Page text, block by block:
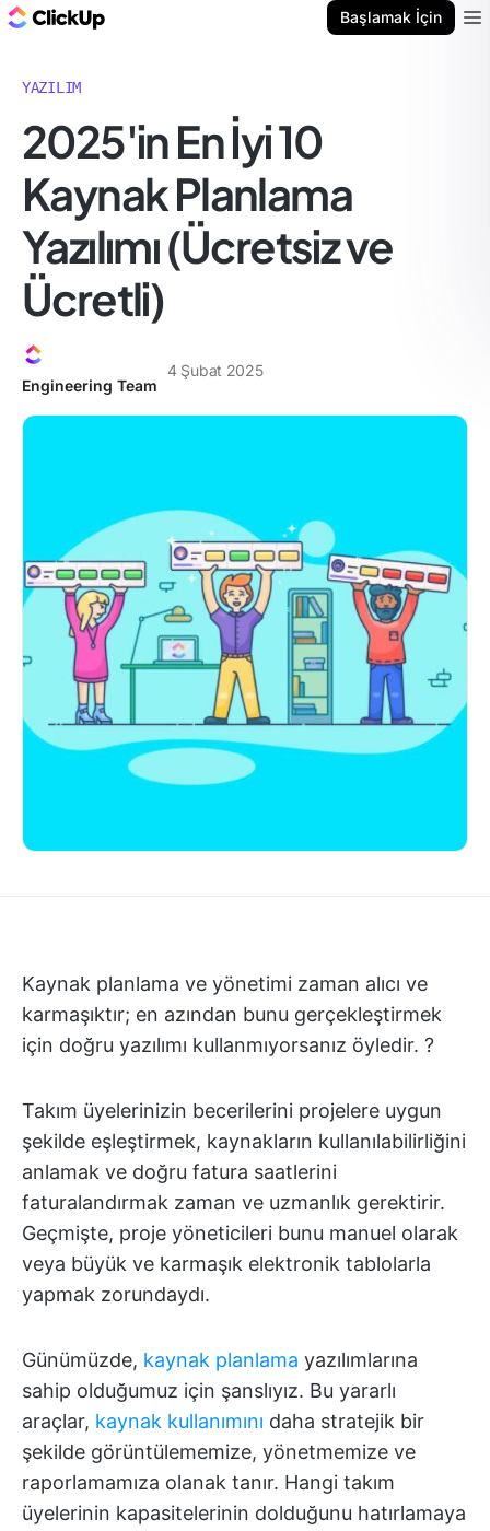
Başlamak İçin
YAZILIM
2025'in En İyi 10
Kaynak Planlama
Yazılımı (Ücretsiz ve
Ücretli)
Engineering Team
4 Şubat 2025
Kaynak planlama ve yönetimi zaman alıcı ve
karmaşıktır; en azından bunu gerçekleştirmek
için doğru yazılımı kullanmıyorsanız öyledir. ?
Takım üyelerinizin becerilerini projelere uygun
şekilde eşleştirmek, kaynakların kullanılabilirliğini
anlamak ve doğru fatura saatlerini
faturalandırmak zaman ve uzmanlık gerektirir.
Geçmişte, proje yöneticileri bunu manuel olarak
veya büyük ve karmaşık elektronik tablolarla
yapmak zorundaydı.
Günümüzde, kaynak planlama yazılımlarına
sahip olduğumuz için şanslıyız. Bu yararlı
araçlar, kaynak kullanımını daha stratejik bir
şekilde görüntülememize, yönetmemize ve
raporlamamıza olanak tanır. Hangi takım
üyelerinin kapasitelerinin dolduğunu hatırlamaya